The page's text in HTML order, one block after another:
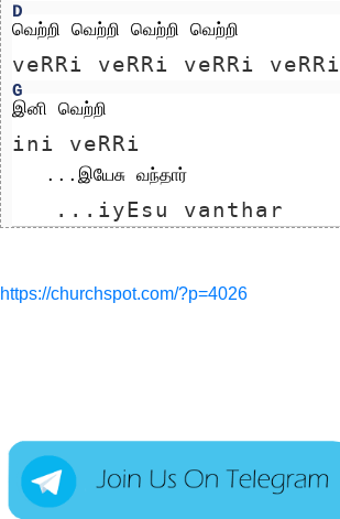
D
வெற்றி வெற்றி வெற்றி வெற்றி
veRRi veRRi veRRi veRRi
G
இனி வெற்றி
ini veRRi
   ...இயேசு வந்தார்
   ...iyEsu vanthar
https://churchspot.com/?p=4026